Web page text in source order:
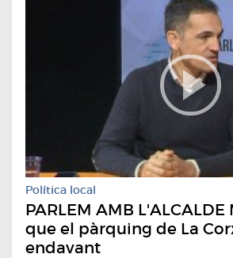
Política local
PARLEM AMB
que el pàrquing de La
endavant